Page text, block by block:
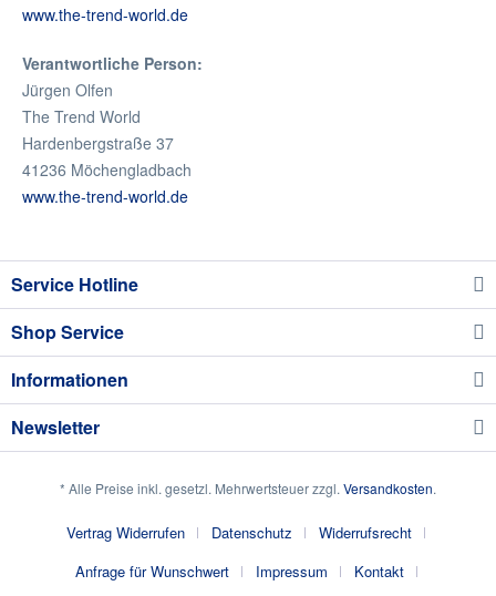
www.the-trend-world.de
Verantwortliche Person:
Jürgen Olfen
The Trend World
Hardenbergstraße 37
41236 Möchengladbach
www.the-trend-world.de
Service Hotline
Shop Service
Informationen
Newsletter
* Alle Preise inkl. gesetzl. Mehrwertsteuer zzgl. Versandkosten.
Vertrag Widerrufen Datenschutz
Widerrufsrecht
Anfrage für Wunschwert
Impressum Kontakt